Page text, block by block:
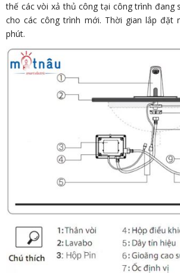
thế các vòi xả thủ công tại công trình đang
cho các công trình mới. Thời gian lắp đặt
phút.